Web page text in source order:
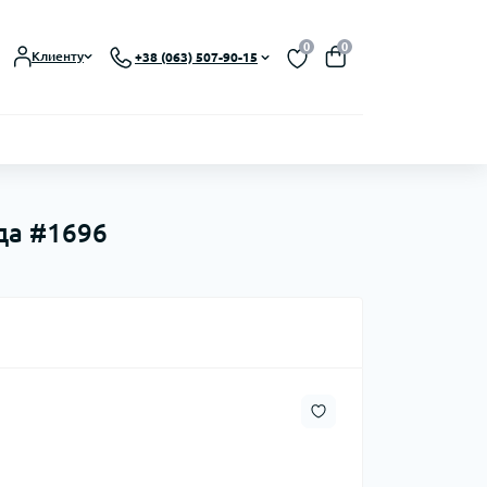
Клиенту +38 (063) 507-90-15
0 0
#1696